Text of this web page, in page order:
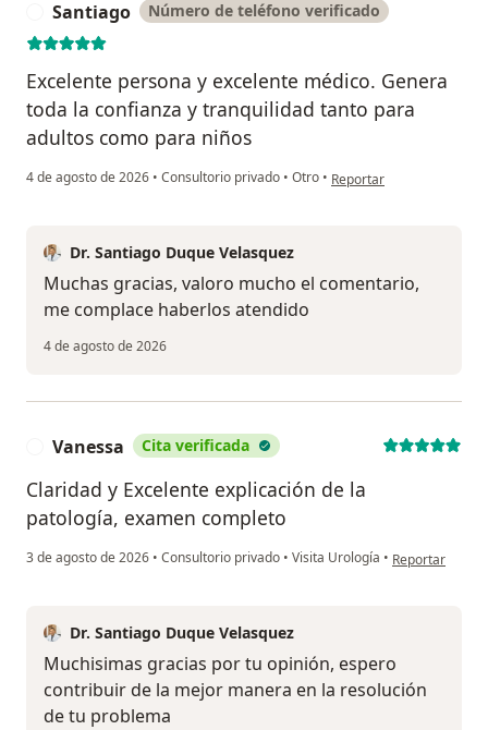
Santiago Número de teléfono verificado
Excelente persona y excelente médico. Genera
toda la confianza y tranquilidad tanto para
adultos como para niños
4 de agosto de 2026 • Consultorio privado • Otro • en opinión del usuario
Reportar
Dr. Santiago Duque Velasquez
Muchas gracias, valoro mucho el comentario,
me complace haberlos atendido
4 de agosto de 2026
Vanessa Cita verificada
Claridad y Excelente explicación de la
patología, examen completo
3 de agosto de 2026 • Consultorio privado • Visita Urología • en opinión del
Reportar
Dr. Santiago Duque Velasquez
Muchisimas gracias por tu opinión, espero
contribuir de la mejor manera en la resolución
de tu problema